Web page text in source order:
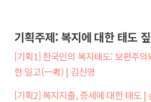
기획주제: 복지에 대한 태도
[기획1] 한국인의 복지태도: 보편주의
한 일고(一考) | 김신영
[기획2] 복지지출, 증세에 대한 태도 |